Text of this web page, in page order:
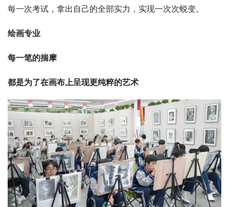
每一次考试，拿出自己的全部实力，实现一次次蜕变。
绘画专业
每一笔的揣摩
都是为了在画布上呈现更纯粹的艺术